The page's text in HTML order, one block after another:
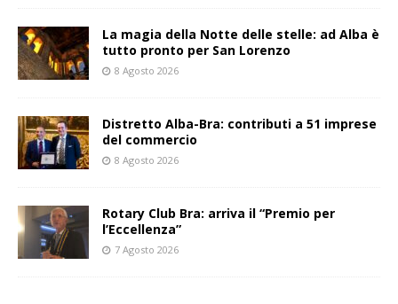
La magia della Notte delle stelle: ad Alba è
tutto pronto per San Lorenzo
8 Agosto 2026
Distretto Alba-Bra: contributi a 51 imprese
del commercio
8 Agosto 2026
Rotary Club Bra: arriva il “Premio per
l’Eccellenza”
7 Agosto 2026